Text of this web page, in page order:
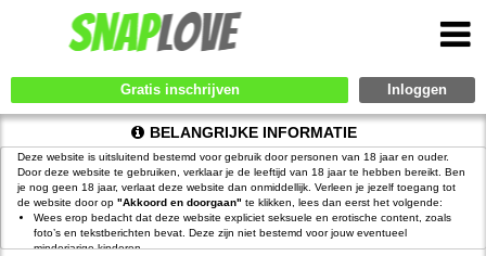
Gratis inschrijven
BELANGRIJKE INFORMATIE
Deze website is uitsluitend bestemd voor gebruik door personen van 18 jaar en ouder.
Door deze website te gebruiken, verklaar je de leeftijd van 18 jaar te hebben bereikt. Ben
je nog geen 18 jaar, verlaat deze website dan onmiddellijk. Verleen je jezelf toegang tot
de website door op "Akkoord en doorgaan" te klikken, lees dan eerst het volgende:
Wees erop bedacht dat deze website expliciet seksuele en erotische content, zoals
foto’s en tekstberichten bevat. Deze zijn niet bestemd voor jouw eventueel
minderjarige kinderen.